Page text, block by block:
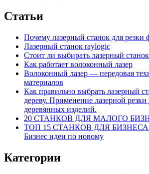
Статьи
Почему лазерный станок для резки
Лазерный станок raylogic
Стоит ли выбирать лазерный станок
Как работает волоконный лазер
Волоконный лазер — передовая
материалов
Как правильно выбрать лазерный
дереву. Применение лазерной резки
деревянных изделий.
20 СТАНКОВ ДЛЯ МАЛОГО
ТОП 15 СТАНКОВ ДЛЯ БИЗНЕСА
Бизнес идеи по новому
Категории